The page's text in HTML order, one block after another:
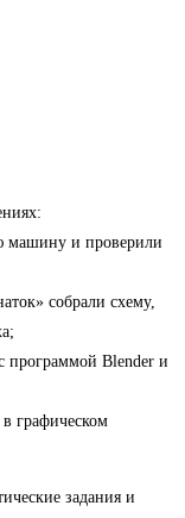
машину и проверили
собрали схему,
программой Blender и
графическом
задания и